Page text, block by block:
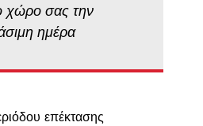
χώρο σας την
ημέρα
επέκτασης